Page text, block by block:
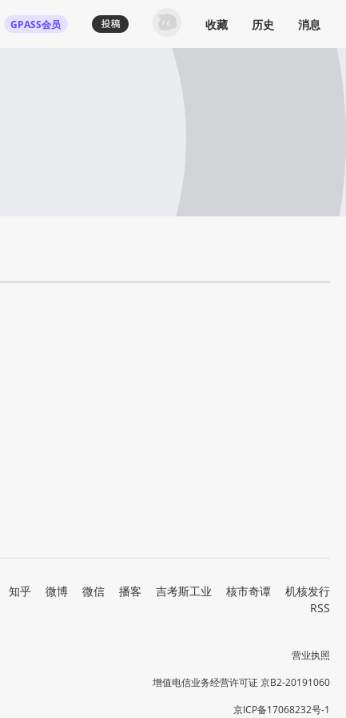
GPASS会员 收藏 历史 消息
知乎 微博 微信 播客 吉考斯工业 核市奇谭
机核发行
RSS
营业执照
增值电信业务经营许可证 京B2-20191060
京ICP备17068232号-1